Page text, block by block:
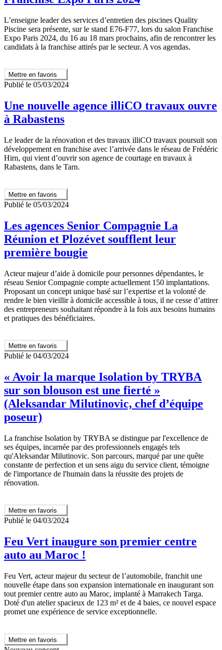
L’enseigne leader des services d’entretien des piscines Quality
Piscine sera présente, sur le stand E76-F77, lors du salon Franchise
Expo Paris 2024, du 16 au 18 mars prochains, afin de rencontrer les
candidats à la franchise attirés par le secteur. A vos agendas.
Mettre en favoris
Publié le 05/03/2024
Une nouvelle agence illiCO travaux ouvre
à Rabastens
Le leader de la rénovation et des travaux illiCO travaux poursuit son
développement en franchise avec l’arrivée dans le réseau de Frédéric
Hirn, qui vient d’ouvrir son agence de courtage en travaux à
Rabastens, dans le Tarn.
Mettre en favoris
Publié le 05/03/2024
Les agences Senior Compagnie La
Réunion et Plozévet soufflent leur
première bougie
Acteur majeur d’aide à domicile pour personnes dépendantes, le
réseau Senior Compagnie compte actuellement 150 implantations.
Proposant un concept unique basé sur l’expertise et la volonté de
rendre le bien vieillir à domicile accessible à tous, il ne cesse d’attirer
des entrepreneurs souhaitant répondre à la fois aux besoins humains
et pratiques des bénéficiaires.
Mettre en favoris
Publié le 04/03/2024
« Avoir la marque Isolation by TRYBA
sur son blouson est une fierté »
(Aleksandar Milutinovic, chef d’équipe
poseur)
La franchise Isolation by TRYBA se distingue par l'excellence de
ses équipes, incarnée par des professionnels engagés tels
qu'Aleksandar Milutinovic. Son parcours, marqué par une quête
constante de perfection et un sens aigu du service client, témoigne
de l'importance de l'humain dans la réussite des projets de
rénovation.
Mettre en favoris
Publié le 04/03/2024
Feu Vert inaugure son premier centre
auto au Maroc !
Feu Vert, acteur majeur du secteur de l’automobile, franchit une
nouvelle étape dans son expansion internationale en inaugurant son
tout premier centre auto au Maroc, implanté à Marrakech Targa.
Doté d'un atelier spacieux de 123 m² et de 4 baies, ce nouvel espace
promet une expérience de service exceptionnelle.
Mettre en favoris